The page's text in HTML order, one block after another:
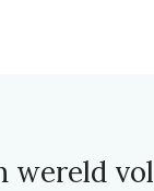
wereld vol